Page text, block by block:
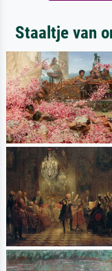
Staaltje van